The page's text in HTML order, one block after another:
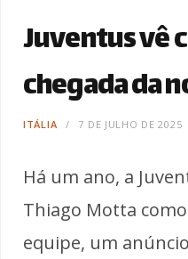
Juventus vê
chegada da
ITÁLIA 7 DE JULHO DE 2025
Há um ano, a
Thiago Motta
equipe, um